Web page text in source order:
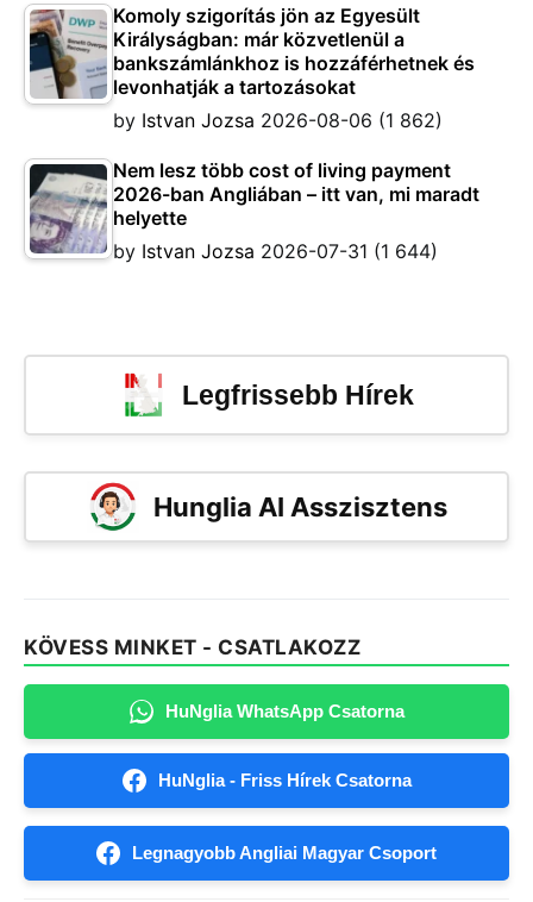
Komoly szigorítás jön az Egyesült
Királyságban: már közvetlenül a
bankszámlánkhoz is hozzáférhetnek és
levonhatják a tartozásokat
by Istvan Jozsa 2026-08-06 (1 862)
Nem lesz több cost of living payment
2026-ban Angliában – itt van, mi maradt
helyette
by Istvan Jozsa 2026-07-31 (1 644)
Legfrissebb Hírek
Hunglia AI Asszisztens
KÖVESS MINKET - CSATLAKOZZ
HuNglia WhatsApp Csatorna
HuNglia - Friss Hírek Csatorna
Legnagyobb Angliai Magyar Csoport